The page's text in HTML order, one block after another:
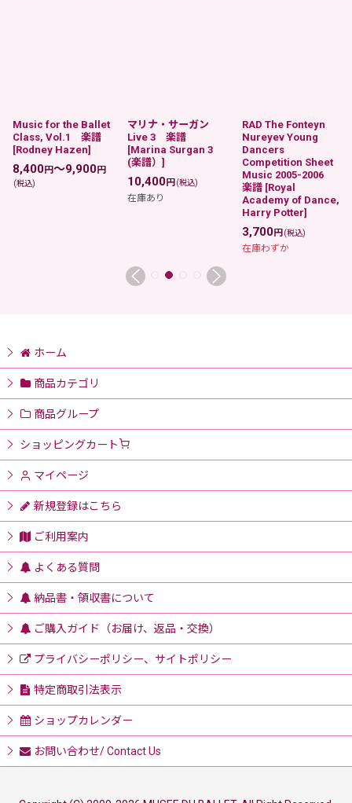
Music for the Ballet
Class, Vol.1 楽譜
[Rodney Hazen]
8,400円～9,900円
(税込)
マリナ・サーガン
Live 3 楽譜
[Marina Surgan 3
(楽譜） ]
10,400円 (税込)
在庫あり
RAD The Fonteyn
Nureyev Young
Dancers
Competition Sheet
Music 2005-2006
楽譜 [Royal
Academy of Dance,
Harry Potter]
3,700円 (税込)
在庫わずか
ホーム
商品カテゴリ
商品グループ
ショッピングカート
マイページ
新規登録はこちら
ご利用案内
よくある質問
納品書・領収書について
ご購入ガイド（お届け、返品・交換）
プライバシーポリシー、サイトポリシー
特定商取引法表示
ショップカレンダー
お問い合わせ/ Contact Us